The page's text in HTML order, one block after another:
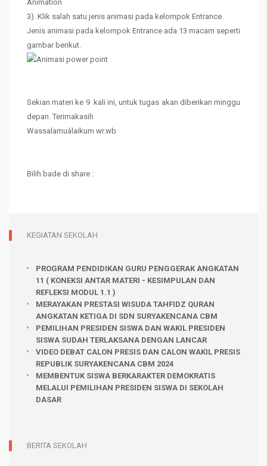
Animation
3). Klik salah satu jenis animasi pada kelompok Entrance.
Jenis animasi pada kelompok Entrance ada 13 macam seperti
gambar berikut.
Sekian materi ke 9 kali ini, untuk tugas akan diberikan minggu
depan. Terimakasih
Wassalamuàlaikum wr.wb
Bilih bade di share :
KEGIATAN SEKOLAH
PROGRAM PENDIDIKAN GURU PENGGERAK ANGKATAN
11 ( KONEKSI ANTAR MATERI - KESIMPULAN DAN
REFLEKSI MODUL 1.1 )
MERAYAKAN PRESTASI WISUDA TAHFIDZ QURAN
ANGKATAN KETIGA DI SDN SURYAKENCANA CBM
PEMILIHAN PRESIDEN SISWA DAN WAKIL PRESIDEN
SISWA SUDAH TERLAKSANA DENGAN LANCAR
VIDEO DEBAT CALON PRESIS DAN CALON WAKIL PRESIS
REPUBLIK SURYAKENCANA CBM 2024
MEMBENTUK SISWA BERKARAKTER DEMOKRATIS
MELALUI PEMILIHAN PRESIDEN SISWA DI SEKOLAH
DASAR
BERITA SEKOLAH